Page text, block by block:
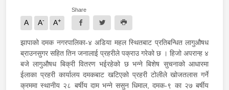
A A- A+
Share
झापाको दमक नगरपालिका-४ अडिया महल स्थितबाट प्रतिबन्धित लागुऔषध
ब्राउनसुगर सहित तिन जनालाई प्रहरीले पक्राउ गरेको छ । हिजो अपरान्ह ४
बजे लागुऔषध बिक्री वितरण भईरहेको छ भन्ने बिशेष सुचनाको आधारमा
ईलाका प्रहरी कार्यालय दमकबाट खटिएको प्रहरी टोलीले खोजतलास गर्ने
क्रममा स्थानीय २८ बर्षीय दाम भन्ने ससुन धिमाल, दमक-९ का २७ बर्षीय